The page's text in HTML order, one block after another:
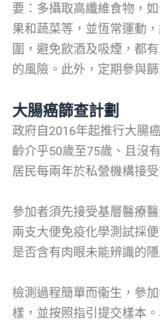
要：多攝取高纖維食物，
果和蔬菜等，並恆常運動
圍，避免飲酒及吸煙，都
的風險。此外，定期參與
大腸癌篩查計劃
政府自2016年起推行大腸
齡介乎50歲至75歲、且沒
居民每兩年於私營機構接受
參加者須先接受基層醫療
兩支大便免疫化學測試採
是否含有肉眼未能辨識的隱
檢測過程簡單而衞生，參
樣，並按照指引提交樣本